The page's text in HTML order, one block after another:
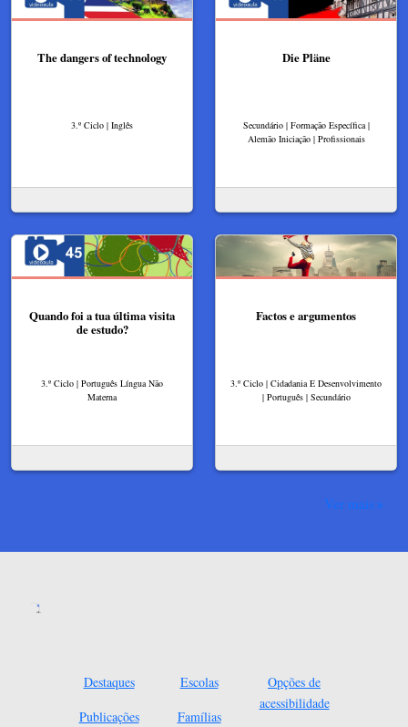
The dangers of technology
3.º Ciclo | Inglês
Die Pläne
Secundário | Formação Específica |
Alemão Iniciação | Profissionais
Quando foi a tua última visita
de estudo?
3.º Ciclo | Português Língua Não
Materna
Factos e argumentos
3.º Ciclo | Cidadania E Desenvolvimento
| Português | Secundário
Ver mais
Destaques
Publicações
Escolas
Famílias
Opções de
acessibilidade